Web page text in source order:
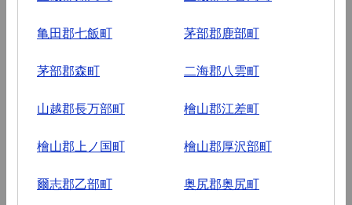
亀田郡七飯町 茅部郡鹿部町
茅部郡森町 二海郡八雲町
山越郡長万部町 檜山郡江差町
檜山郡上ノ国町 檜山郡厚沢部町
爾志郡乙部町 奥尻郡奥尻町